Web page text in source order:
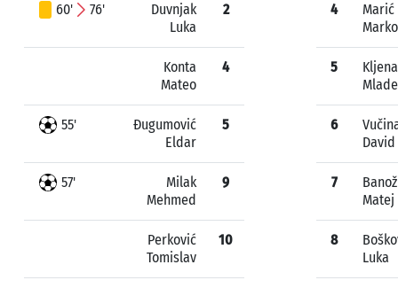
60' 76'
Duvnjak
Luka
2
Konta
Mateo
4
55'
Đugumović
Eldar
5
57'
Milak
Mehmed
9
Perković
Tomislav
10
4
Marić
Marko
5
6
David
7
Matej
8
Luka